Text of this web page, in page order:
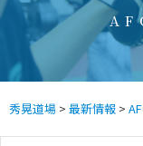
秀晃道場 > 最新情報 >